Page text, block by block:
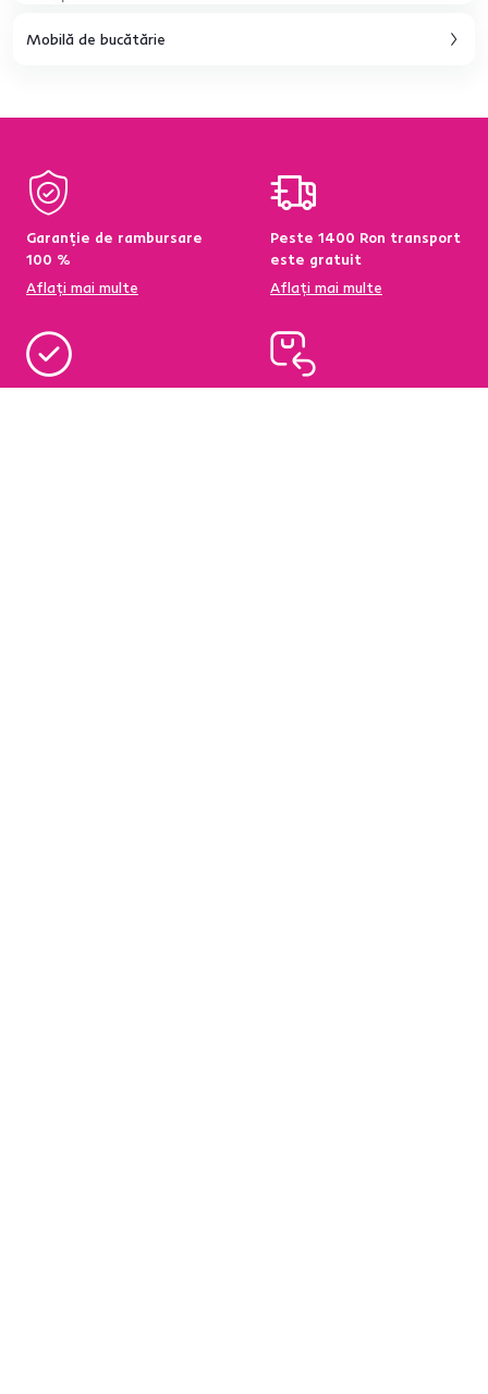
Mobilă de bucătărie
Garanție de rambursare
100 %
Aflați mai multe
Peste 1400 Ron transport
este gratuit
Aflați mai multe